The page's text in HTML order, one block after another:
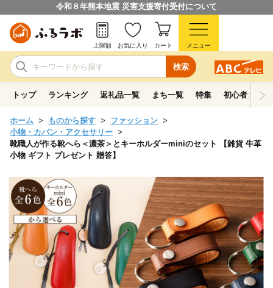
令和８年熊本地震 災害支援寄付受付について
検索
上限額 お気に入り カート メニュー
トップ ランキング 返礼品一覧 まち一覧 特集 初心者ガイド
ホーム ものから探す
ファッション
小物・カバン・アクセサリー
靴職人が作る靴へら＜濃茶＞とキーホルダーminiのセット 【雑貨 牛革
小物 ギフト プレゼント 贈答】